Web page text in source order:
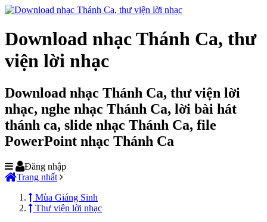
Download nhạc Thánh Ca, thư
viện lời nhạc
Download nhạc Thánh Ca, thư viện lời
nhạc, nghe nhạc Thánh Ca, lời bài hát
thánh ca, slide nhạc Thánh Ca, file
PowerPoint nhạc Thánh Ca
Đăng nhập
Trang nhất
Mùa Giáng Sinh
Thư viện lời nhạc